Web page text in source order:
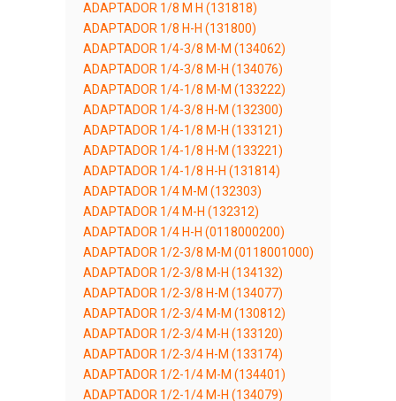
ADAPTADOR 1/8 M H (131818)
ADAPTADOR 1/8 H-H (131800)
ADAPTADOR 1/4-3/8 M-M (134062)
ADAPTADOR 1/4-3/8 M-H (134076)
ADAPTADOR 1/4-1/8 M-M (133222)
ADAPTADOR 1/4-3/8 H-M (132300)
ADAPTADOR 1/4-1/8 M-H (133121)
ADAPTADOR 1/4-1/8 H-M (133221)
ADAPTADOR 1/4-1/8 H-H (131814)
ADAPTADOR 1/4 M-M (132303)
ADAPTADOR 1/4 M-H (132312)
ADAPTADOR 1/4 H-H (0118000200)
ADAPTADOR 1/2-3/8 M-M (0118001000)
ADAPTADOR 1/2-3/8 M-H (134132)
ADAPTADOR 1/2-3/8 H-M (134077)
ADAPTADOR 1/2-3/4 M-M (130812)
ADAPTADOR 1/2-3/4 M-H (133120)
ADAPTADOR 1/2-3/4 H-M (133174)
ADAPTADOR 1/2-1/4 M-M (134401)
ADAPTADOR 1/2-1/4 M-H (134079)